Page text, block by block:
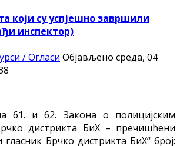
који су успјешно завршили
инспектор)
/ Огласи Објављено среда, 04
61. и 62. Закона о полицијским
дистрикта БиХ – пречишћени
гласник Брчко дистрикта БиХ“ број: